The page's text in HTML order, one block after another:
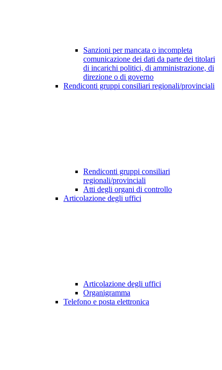
Sanzioni per mancata o incompleta
comunicazione dei dati da parte dei titolari
di incarichi politici, di amministrazione, di
direzione o di governo
Rendiconti gruppi consiliari regionali/provinciali
Rendiconti gruppi consiliari
regionali/provinciali
Atti degli organi di controllo
Articolazione degli uffici
Articolazione degli uffici
Organigramma
Telefono e posta elettronica